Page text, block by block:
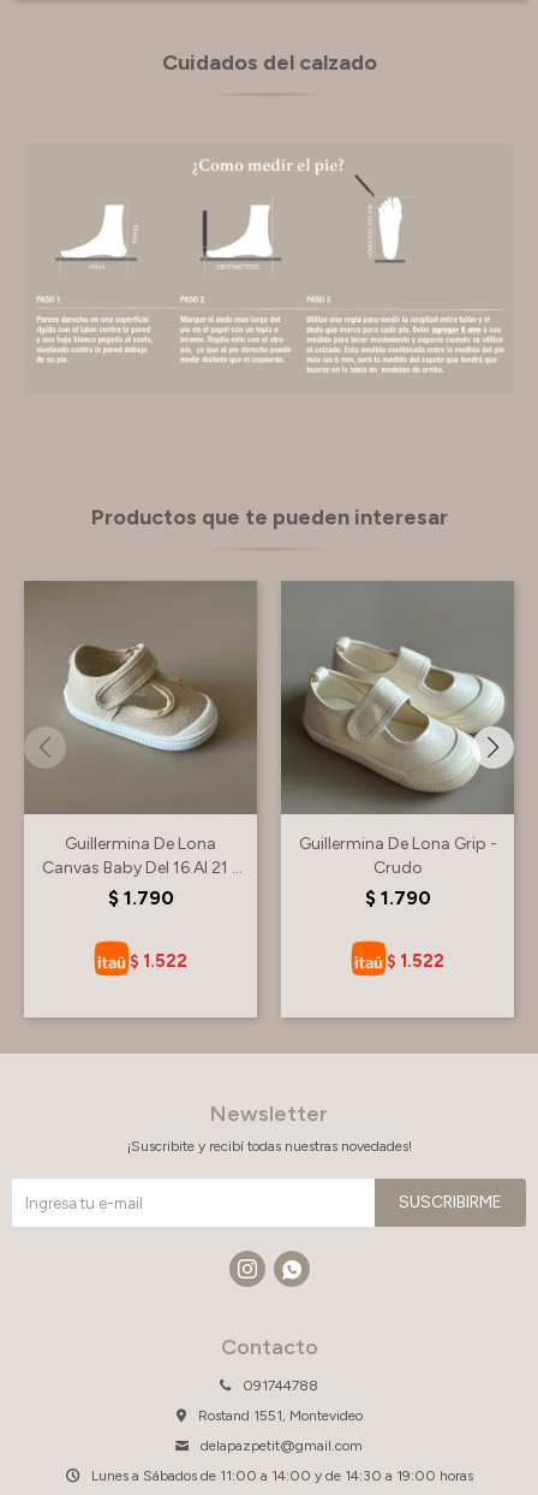
Cuidados del calzado
Productos que te pueden interesar
Guillermina De Lona
Canvas Baby Del 16 Al 21 -
Arena
$ 1.790
$ 1.522
Guillermina De Lona Grip -
Crudo
$ 1.790
$ 1.522
Contacto
091744788
Rostand 1551, Montevideo
delapazpetit@gmail.com
Lunes a Sábados de 11:00 a 14:00 y de 14:30 a 19:00 horas
Newsletter
¡Suscribite y recibí todas nuestras novedades!
SUSCRIBIRME
 